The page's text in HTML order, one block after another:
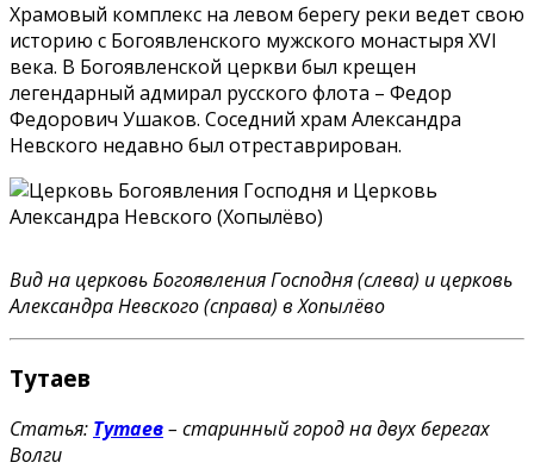
Храмовый комплекс на левом берегу реки ведет свою
историю с Богоявленского мужского монастыря XVI
века. В Богоявленской церкви был крещен
легендарный адмирал русского флота – Федор
Федорович Ушаков. Соседний храм Александра
Невского недавно был отреставрирован.
Вид на церковь Богоявления Господня (слева) и церковь
Александра Невского (справа) в Хопылёво
Тутаев
Статья: Тутаев– старинный город на двух берегах
Волги